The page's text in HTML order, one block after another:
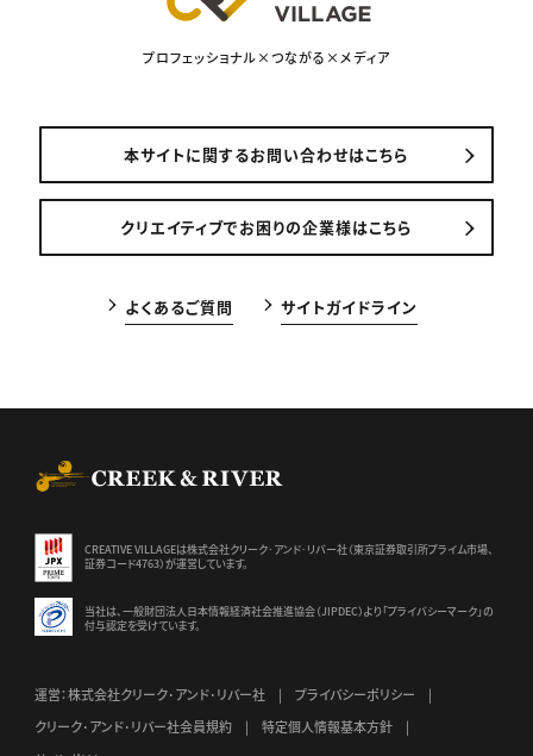
プロフェッショナル×つながる×メディア
本サイトに関するお問い合わせはこちら
クリエイティブでお困りの企業様はこちら
よくあるご質問 サイトガイドライン
CREATIVE VILLAGEは株式会社クリーク･アンド･リバー社（東京証券取引所プライム市場、
証券コード4763）が運営しています。
当社は、一般財団法人日本情報経済社会推進協会（JIPDEC）より 「プライバシーマーク」の
付与認定を受けています。
運営：株式会社クリーク･アンド･リバー社
プライバシーポリシー
クリーク･アンド･リバー社会員規約
特定個人情報基本方針